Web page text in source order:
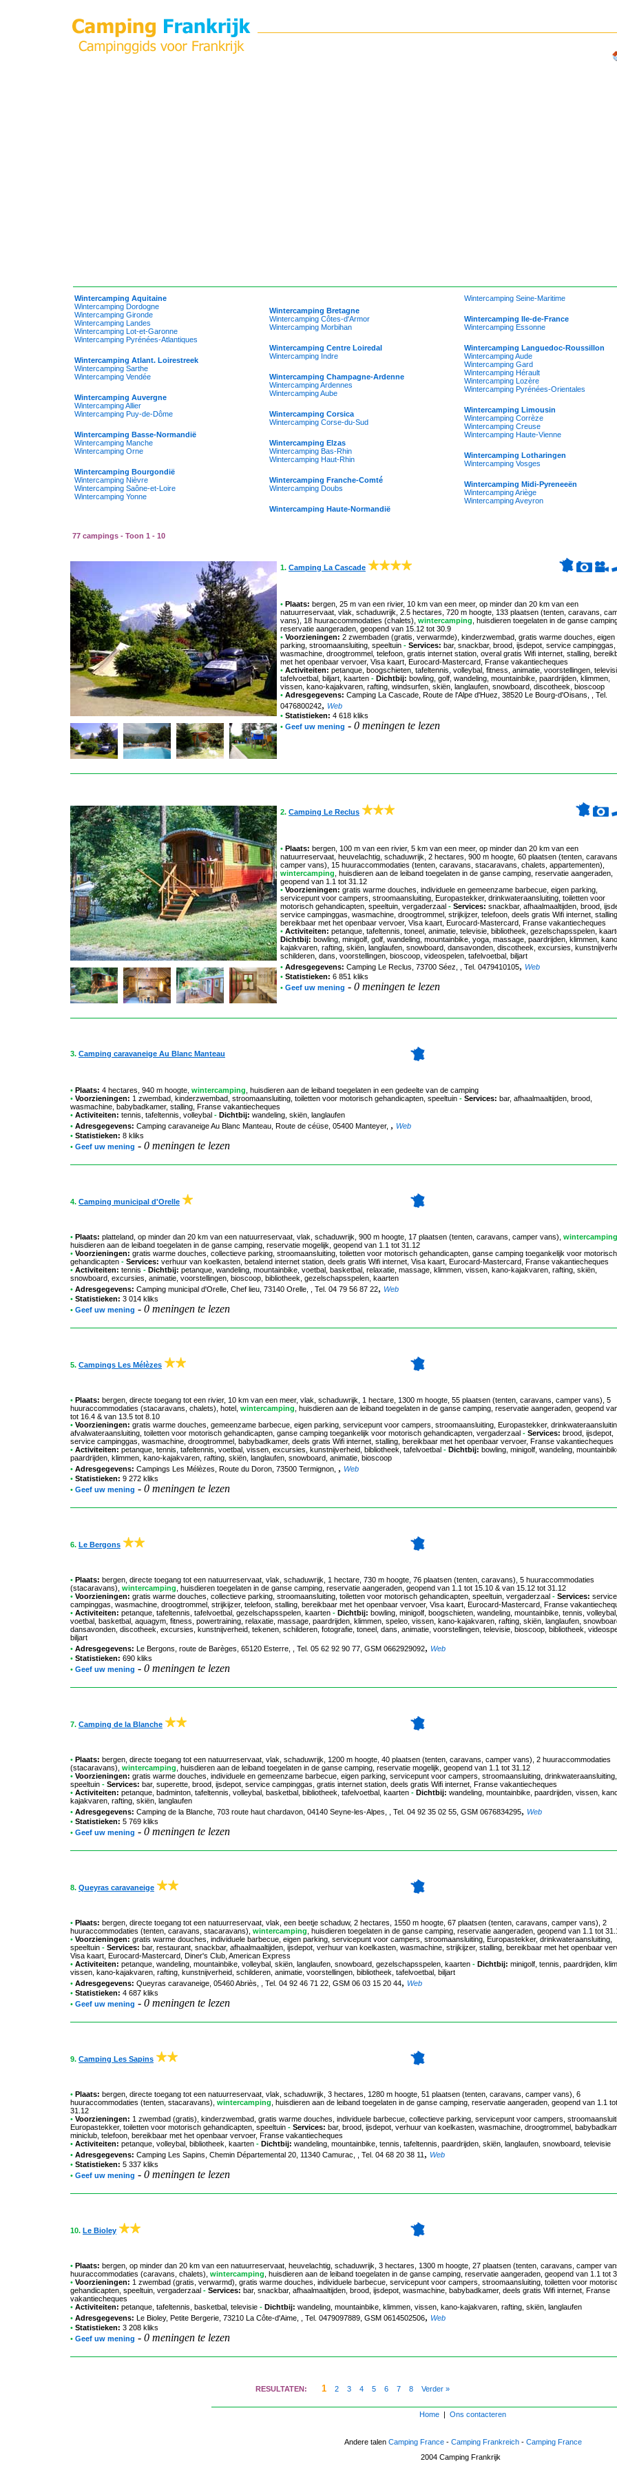
Wintercamping Aquitaine
Wintercamping Dordogne
Wintercamping Gironde
Wintercamping Landes
Wintercamping Lot-et-Garonne
Wintercamping Pyrénées-Atlantiques
Wintercamping Atlant. Loirestreek
Wintercamping Sarthe
Wintercamping Vendée
Wintercamping Auvergne
Wintercamping Allier
Wintercamping Puy-de-Dôme
Wintercamping Basse-Normandië
Wintercamping Manche
Wintercamping Orne
Wintercamping Bourgondië
Wintercamping Nièvre
Wintercamping Saône-et-Loire
Wintercamping Yonne
Wintercamping Bretagne
Wintercamping Côtes-d'Armor
Wintercamping Morbihan
Wintercamping Centre Loiredal
Wintercamping Indre
Wintercamping Champagne-Ardenne
Wintercamping Ardennes
Wintercamping Aube
Wintercamping Corsica
Wintercamping Corse-du-Sud
Wintercamping Elzas
Wintercamping Bas-Rhin
Wintercamping Haut-Rhin
Wintercamping Franche-Comté
Wintercamping Doubs
Wintercamping Haute-Normandië
Wintercamping Seine-Maritime
Wintercamping Ile-de-France
Wintercamping Essonne
Wintercamping Languedoc-Roussillon
Wintercamping Aude
Wintercamping Gard
Wintercamping Hérault
Wintercamping Lozère
Wintercamping Pyrénées-Orientales
Wintercamping Limousin
Wintercamping Corrèze
Wintercamping Creuse
Wintercamping Haute-Vienne
Wintercamping Lotharingen
Wintercamping Vosges
Wintercamping Midi-Pyreneeën
Wintercamping Ariège
Wintercamping Aveyron
77 campings - Toon 1 - 10
1. Camping La Cascade
• Plaats: bergen, 25 m van een rivier, 10 km van een meer, op minder dan 20 km van een
natuurreservaat, vlak, schaduwrijk, 2.5 hectares, 720 m hoogte, 133 plaatsen (tenten, caravans,
vans), 18 huuraccommodaties (chalets), wintercamping , huisdieren toegelaten in de ganse
reservatie aangeraden, geopend van 15.12 tot 30.9
• Voorzieningen: 2 zwembaden (gratis, verwarmde), kinderzwembad, gratis warme douches, eigen
parking, stroomaansluiting, speeltuin - Services: bar, snackbar, brood, ijsdepot, service campinggas,
wasmachine, droogtrommel, telefoon, gratis internet station, overal gratis Wifi internet, stalling,
met het openbaar vervoer, Visa kaart, Eurocard-Mastercard, Franse vakantiecheques
• Activiteiten: petanque, boogschieten, tafeltennis, volleybal, fitness, animatie, voorstellingen,
tafelvoetbal, biljart, kaarten - Dichtbij: bowling, golf, wandeling, mountainbike, paardrijden, klimmen,
vissen, kano-kajakvaren, rafting, windsurfen, skiën, langlaufen, snowboard, discotheek, bioscoop
• Adresgegevens: Camping La Cascade , Route de l'Alpe d'Huez, 38520 Le Bourg-d'Oisans, , Tel.
0476800242, Web
• Statistieken: 4 618 kliks
• Geef uw mening - 0 meningen te lezen
2. Camping Le Reclus
• Plaats: bergen, 100 m van een rivier, 5 km van een meer, op minder dan 20 km van een
natuurreservaat, heuvelachtig, schaduwrijk, 2 hectares, 900 m hoogte, 60 plaatsen (tenten, caravans,
camper vans), 15 huuraccommodaties (tenten, caravans, stacaravans, chalets, appartementen),
wintercamping , huisdieren aan de leiband toegelaten in de ganse camping, reservatie aangeraden,
geopend van 1.1 tot 31.12
• Voorzieningen: gratis warme douches, individuele en gemeenzame barbecue, eigen parking,
servicepunt voor campers, stroomaansluiting, Europastekker, drinkwateraansluiting, toiletten voor
motorisch gehandicapten, speeltuin, vergaderzaal - Services: snackbar, afhaalmaaltijden, brood,
service campinggas, wasmachine, droogtrommel, strijkijzer, telefoon, deels gratis Wifi internet, stalling,
bereikbaar met het openbaar vervoer, Visa kaart, Eurocard-Mastercard, Franse vakantiecheques
• Activiteiten: petanque, tafeltennis, toneel, animatie, televisie, bibliotheek, gezelschapsspelen,
Dichtbij: bowling, minigolf, golf, wandeling, mountainbike, yoga, massage, paardrijden, klimmen,
kajakvaren, rafting, skiën, langlaufen, snowboard, dansavonden, discotheek, excursies,
schilderen, dans, voorstellingen, bioscoop, videospelen, tafelvoetbal, biljart
• Adresgegevens: Camping Le Reclus , 73700 Séez, , Tel. 0479410105, Web
• Statistieken: 6 851 kliks
• Geef uw mening - 0 meningen te lezen
3. Camping caravaneige Au Blanc Manteau
• Plaats: 4 hectares, 940 m hoogte, wintercamping , huisdieren aan de leiband toegelaten in een gedeelte van de camping
• Voorzieningen: 1 zwembad, kinderzwembad, stroomaansluiting, toiletten voor motorisch gehandicapten, speeltuin - Services: bar, afhaalmaaltijden, brood,
wasmachine, babybadkamer, stalling, Franse vakantiecheques
• Activiteiten: tennis, tafeltennis, volleybal - Dichtbij: wandeling, skiën, langlaufen
• Adresgegevens: Camping caravaneige Au Blanc Manteau , Route de céüse, 05400 Manteyer, , Web
• Statistieken: 8 kliks
• Geef uw mening - 0 meningen te lezen
4. Camping municipal d'Orelle
• Plaats: platteland, op minder dan 20 km van een natuurreservaat, vlak, schaduwrijk, 900 m hoogte, 17 plaatsen (tenten, caravans, camper vans), wintercamping
huisdieren aan de leiband toegelaten in de ganse camping, reservatie mogelijk, geopend van 1.1 tot 31.12
• Voorzieningen: gratis warme douches, collectieve parking, stroomaansluiting, toiletten voor motorisch gehandicapten, ganse camping toegankelijk voor motorisch
gehandicapten - Services: verhuur van koelkasten, betalend internet station, deels gratis Wifi internet, Visa kaart, Eurocard-Mastercard, Franse vakantiecheques
• Activiteiten: tennis - Dichtbij: petanque, wandeling, mountainbike, voetbal, basketbal, relaxatie, massage, klimmen, vissen, kano-kajakvaren, rafting, skiën,
snowboard, excursies, animatie, voorstellingen, bioscoop, bibliotheek, gezelschapsspelen, kaarten
• Adresgegevens: Camping municipal d'Orelle , Chef lieu, 73140 Orelle, , Tel. 04 79 56 87 22, Web
• Statistieken: 3 014 kliks
• Geef uw mening - 0 meningen te lezen
5. Campings Les Mélèzes
• Plaats: bergen, directe toegang tot een rivier, 10 km van een meer, vlak, schaduwrijk, 1 hectare, 1300 m hoogte, 55 plaatsen (tenten, caravans, camper vans), 5
huuraccommodaties (stacaravans, chalets), hotel, wintercamping , huisdieren aan de leiband toegelaten in de ganse camping, reservatie aangeraden, geopend
tot 16.4 & van 13.5 tot 8.10
• Voorzieningen: gratis warme douches, gemeenzame barbecue, eigen parking, servicepunt voor campers, stroomaansluiting, Europastekker,
afvalwateraansluiting, toiletten voor motorisch gehandicapten, ganse camping toegankelijk voor motorisch gehandicapten, vergaderzaal - Services: brood, ijsdepot,
service campinggas, wasmachine, droogtrommel, babybadkamer, deels gratis Wifi internet, stalling, bereikbaar met het openbaar vervoer, Franse vakantiecheques
• Activiteiten: petanque, tennis, tafeltennis, voetbal, vissen, excursies, kunstnijverheid, bibliotheek, tafelvoetbal - Dichtbij: bowling, minigolf, wandeling,
paardrijden, klimmen, kano-kajakvaren, rafting, skiën, langlaufen, snowboard, animatie, bioscoop
• Adresgegevens: Campings Les Mélèzes , Route du Doron, 73500 Termignon, , Web
• Statistieken: 9 272 kliks
• Geef uw mening - 0 meningen te lezen
6. Le Bergons
• Plaats: bergen, directe toegang tot een natuurreservaat, vlak, schaduwrijk, 1 hectare, 730 m hoogte, 76 plaatsen (tenten, caravans), 5 huuraccommodaties
(stacaravans), wintercamping , huisdieren toegelaten in de ganse camping, reservatie aangeraden, geopend van 1.1 tot 15.10 & van 15.12 tot 31.12
• Voorzieningen: gratis warme douches, collectieve parking, stroomaansluiting, toiletten voor motorisch gehandicapten, speeltuin, vergaderzaal - Services: service
campinggas, wasmachine, droogtrommel, strijkijzer, telefoon, stalling, bereikbaar met het openbaar vervoer, Visa kaart, Eurocard-Mastercard, Franse
• Activiteiten: petanque, tafeltennis, tafelvoetbal, gezelschapsspelen, kaarten - Dichtbij: bowling, minigolf, boogschieten, wandeling, mountainbike, tennis, volleybal,
voetbal, basketbal, aquagym, fitness, powertraining, relaxatie, massage, paardrijden, klimmen, speleo, vissen, kano-kajakvaren, rafting, skiën, langlaufen,
dansavonden, discotheek, excursies, kunstnijverheid, tekenen, schilderen, fotografie, toneel, dans, animatie, voorstellingen, televisie, bioscoop, bibliotheek,
biljart
• Adresgegevens: Le Bergons , route de Barèges, 65120 Esterre, , Tel. 05 62 92 90 77, GSM 0662929092, Web
• Statistieken: 690 kliks
• Geef uw mening - 0 meningen te lezen
7. Camping de la Blanche
• Plaats: bergen, directe toegang tot een natuurreservaat, vlak, schaduwrijk, 1200 m hoogte, 40 plaatsen (tenten, caravans, camper vans), 2 huuraccommodaties
(stacaravans), wintercamping , huisdieren aan de leiband toegelaten in de ganse camping, reservatie mogelijk, geopend van 1.1 tot 31.12
• Voorzieningen: gratis warme douches, individuele en gemeenzame barbecue, eigen parking, servicepunt voor campers, stroomaansluiting, drinkwateraansluiting,
speeltuin - Services: bar, superette, brood, ijsdepot, service campinggas, gratis internet station, deels gratis Wifi internet, Franse vakantiecheques
• Activiteiten: petanque, badminton, tafeltennis, volleybal, basketbal, bibliotheek, tafelvoetbal, kaarten - Dichtbij: wandeling, mountainbike, paardrijden, vissen,
kajakvaren, rafting, skiën, langlaufen
• Adresgegevens: Camping de la Blanche , 703 route haut chardavon, 04140 Seyne-les-Alpes, , Tel. 04 92 35 02 55, GSM 0676834295, Web
• Statistieken: 5 769 kliks
• Geef uw mening - 0 meningen te lezen
8. Queyras caravaneige
• Plaats: bergen, directe toegang tot een natuurreservaat, vlak, een beetje schaduw, 2 hectares, 1550 m hoogte, 67 plaatsen (tenten, caravans, camper vans), 2
huuraccommodaties (tenten, caravans, stacaravans), wintercamping , huisdieren toegelaten in de ganse camping, reservatie aangeraden, geopend van 1.1 tot
• Voorzieningen: gratis warme douches, individuele barbecue, eigen parking, servicepunt voor campers, stroomaansluiting, Europastekker, drinkwateraansluiting,
speeltuin - Services: bar, restaurant, snackbar, afhaalmaaltijden, ijsdepot, verhuur van koelkasten, wasmachine, strijkijzer, stalling, bereikbaar met het openbaar
Visa kaart, Eurocard-Mastercard, Diner's Club, American Express
• Activiteiten: petanque, wandeling, mountainbike, volleybal, skiën, langlaufen, snowboard, gezelschapsspelen, kaarten - Dichtbij: minigolf, tennis, paardrijden,
vissen, kano-kajakvaren, rafting, kunstnijverheid, schilderen, animatie, voorstellingen, bibliotheek, tafelvoetbal, biljart
• Adresgegevens: Queyras caravaneige , 05460 Abriès, , Tel. 04 92 46 71 22, GSM 06 03 15 20 44, Web
• Statistieken: 4 687 kliks
• Geef uw mening - 0 meningen te lezen
9. Camping Les Sapins
• Plaats: bergen, directe toegang tot een natuurreservaat, vlak, schaduwrijk, 3 hectares, 1280 m hoogte, 51 plaatsen (tenten, caravans, camper vans), 6
huuraccommodaties (tenten, stacaravans), wintercamping , huisdieren aan de leiband toegelaten in de ganse camping, reservatie aangeraden, geopend van 1.1 tot
31.12
• Voorzieningen: 1 zwembad (gratis), kinderzwembad, gratis warme douches, individuele barbecue, collectieve parking, servicepunt voor campers,
Europastekker, toiletten voor motorisch gehandicapten, speeltuin - Services: bar, brood, ijsdepot, verhuur van koelkasten, wasmachine, droogtrommel,
miniclub, telefoon, bereikbaar met het openbaar vervoer, Franse vakantiecheques
• Activiteiten: petanque, volleybal, bibliotheek, kaarten - Dichtbij: wandeling, mountainbike, tennis, tafeltennis, paardrijden, skiën, langlaufen, snowboard, televisie
• Adresgegevens: Camping Les Sapins , Chemin Départemental 20, 11340 Camurac, , Tel. 04 68 20 38 11 , Web
• Statistieken: 5 337 kliks
• Geef uw mening - 0 meningen te lezen
10. Le Bioley
• Plaats: bergen, op minder dan 20 km van een natuurreservaat, heuvelachtig, schaduwrijk, 3 hectares, 1300 m hoogte, 27 plaatsen (tenten, caravans, camper
huuraccommodaties (caravans, chalets), wintercamping , huisdieren aan de leiband toegelaten in de ganse camping, reservatie aangeraden, geopend van 1.1 tot
• Voorzieningen: 1 zwembad (gratis, verwarmd), gratis warme douches, individuele barbecue, servicepunt voor campers, stroomaansluiting, toiletten voor
gehandicapten, speeltuin, vergaderzaal - Services: bar, snackbar, afhaalmaaltijden, brood, ijsdepot, wasmachine, babybadkamer, deels gratis Wifi internet, Franse
vakantiecheques
• Activiteiten: petanque, tafeltennis, basketbal, televisie - Dichtbij: wandeling, mountainbike, klimmen, vissen, kano-kajakvaren, rafting, skiën, langlaufen
• Adresgegevens: Le Bioley, Petite Bergerie, 73210 La Côte-d'Aime, , Tel. 0479097889, GSM 0614502506, Web
• Statistieken: 3 208 kliks
• Geef uw mening - 0 meningen te lezen
RESULTATEN: 1 2 3 4 5 6 7 8 Verder »
Home | Ons contacteren
Andere talen Camping France- Camping Frankreich- Camping France
2004 Camping Frankrijk